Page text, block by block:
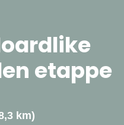
etappe
km)